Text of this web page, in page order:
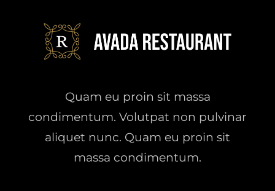
Quam eu proin sit massa
condimentum. Volutpat non pulvinar
aliquet nunc. Quam eu proin sit
massa condimentum.